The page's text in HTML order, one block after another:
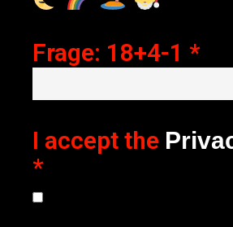
Frage: 18+4-1 *
I accept the
*